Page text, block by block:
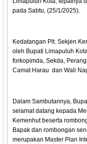
pada Sabtu, (25/1/2025).
Kedatangan Plt. Sekjen
oleh Bupati Limapuluh
forkopimda, Sekda,
Camat Harau dan Wali
Dalam Sambutannya,
selamat datang kepada
Kemenhut beserta
Bapak dan rombongan
merupakan Master Plan